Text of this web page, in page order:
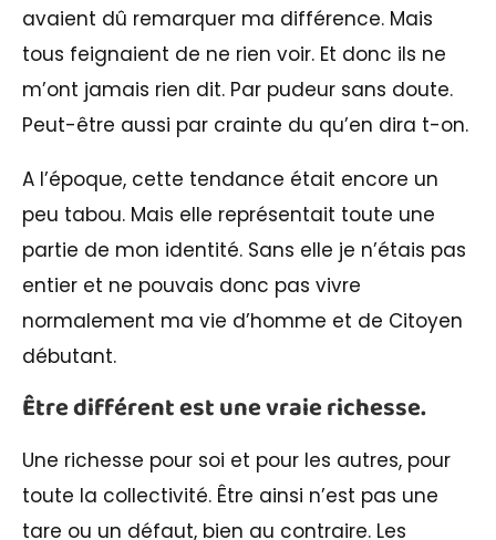
avaient dû remarquer ma différence. Mais
tous feignaient de ne rien voir. Et donc ils ne
m’ont jamais rien dit. Par pudeur sans doute.
Peut-être aussi par crainte du qu’en dira t-on.
A l’époque, cette tendance était encore un
peu tabou. Mais elle représentait toute une
partie de mon identité. Sans elle je n’étais pas
entier et ne pouvais donc pas vivre
normalement ma vie d’homme et de Citoyen
débutant.
Être différent est une vraie richesse.
Une richesse pour soi et pour les autres, pour
toute la collectivité. Être ainsi n’est pas une
tare ou un défaut, bien au contraire. Les